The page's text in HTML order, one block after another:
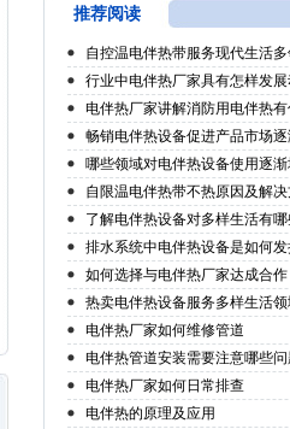
推荐阅读
自控温电伴热带服务现代生活
行业中电伴热厂家具有怎样发
电伴热厂家讲解消防用电伴热
畅销电伴热设备促进产品市场
哪些领域对电伴热设备使用逐
自限温电伴热带不热原因及解
了解电伴热设备对多样生活有
排水系统中电伴热设备是如何
如何选择与电伴热厂家达成合
热卖电伴热设备服务多样生活
电伴热厂家如何维修管道
电伴热管道安装需要注意哪些
电伴热厂家如何日常排查
电伴热的原理及应用